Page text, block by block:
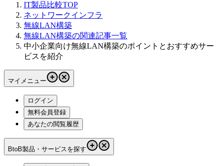
IT製品比較TOP
ネットワークインフラ
無線LAN構築
無線LAN構築の関連記事一覧
中小企業向け無線LAN構築のポイントとおすすめサー
ビスを紹介
マイメニュー
ログイン
無料会員登録
あなたの閲覧履歴
BtoB製品・サービスを探す